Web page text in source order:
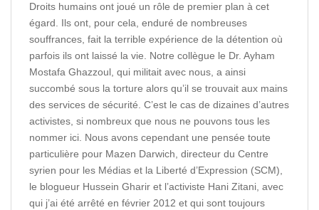
Droits humains ont joué un rôle de premier plan à cet
égard. Ils ont, pour cela, enduré de nombreuses
souffrances, fait la terrible expérience de la détention où
parfois ils ont laissé la vie. Notre collègue le Dr. Ayham
Mostafa Ghazzoul, qui militait avec nous, a ainsi
succombé sous la torture alors qu’il se trouvait aux mains
des services de sécurité. C’est le cas de dizaines d’autres
activistes, si nombreux que nous ne pouvons tous les
nommer ici. Nous avons cependant une pensée toute
particulière pour Mazen Darwich, directeur du Centre
syrien pour les Médias et la Liberté d’Expression (SCM),
le blogueur Hussein Gharir et l’activiste Hani Zitani, avec
qui j’ai été arrêté en février 2012 et qui sont toujours